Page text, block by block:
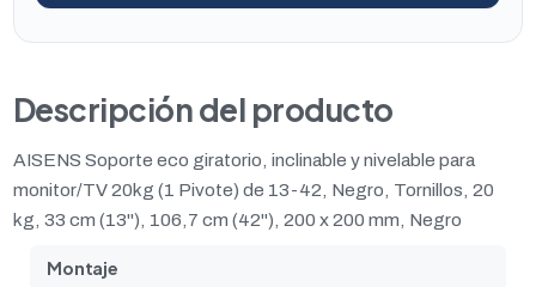
Descripción del producto
AISENS Soporte eco giratorio, inclinable y nivelable para
monitor/TV 20kg (1 Pivote) de 13-42, Negro, Tornillos, 20
kg, 33 cm (13"), 106,7 cm (42"), 200 x 200 mm, Negro
Montaje